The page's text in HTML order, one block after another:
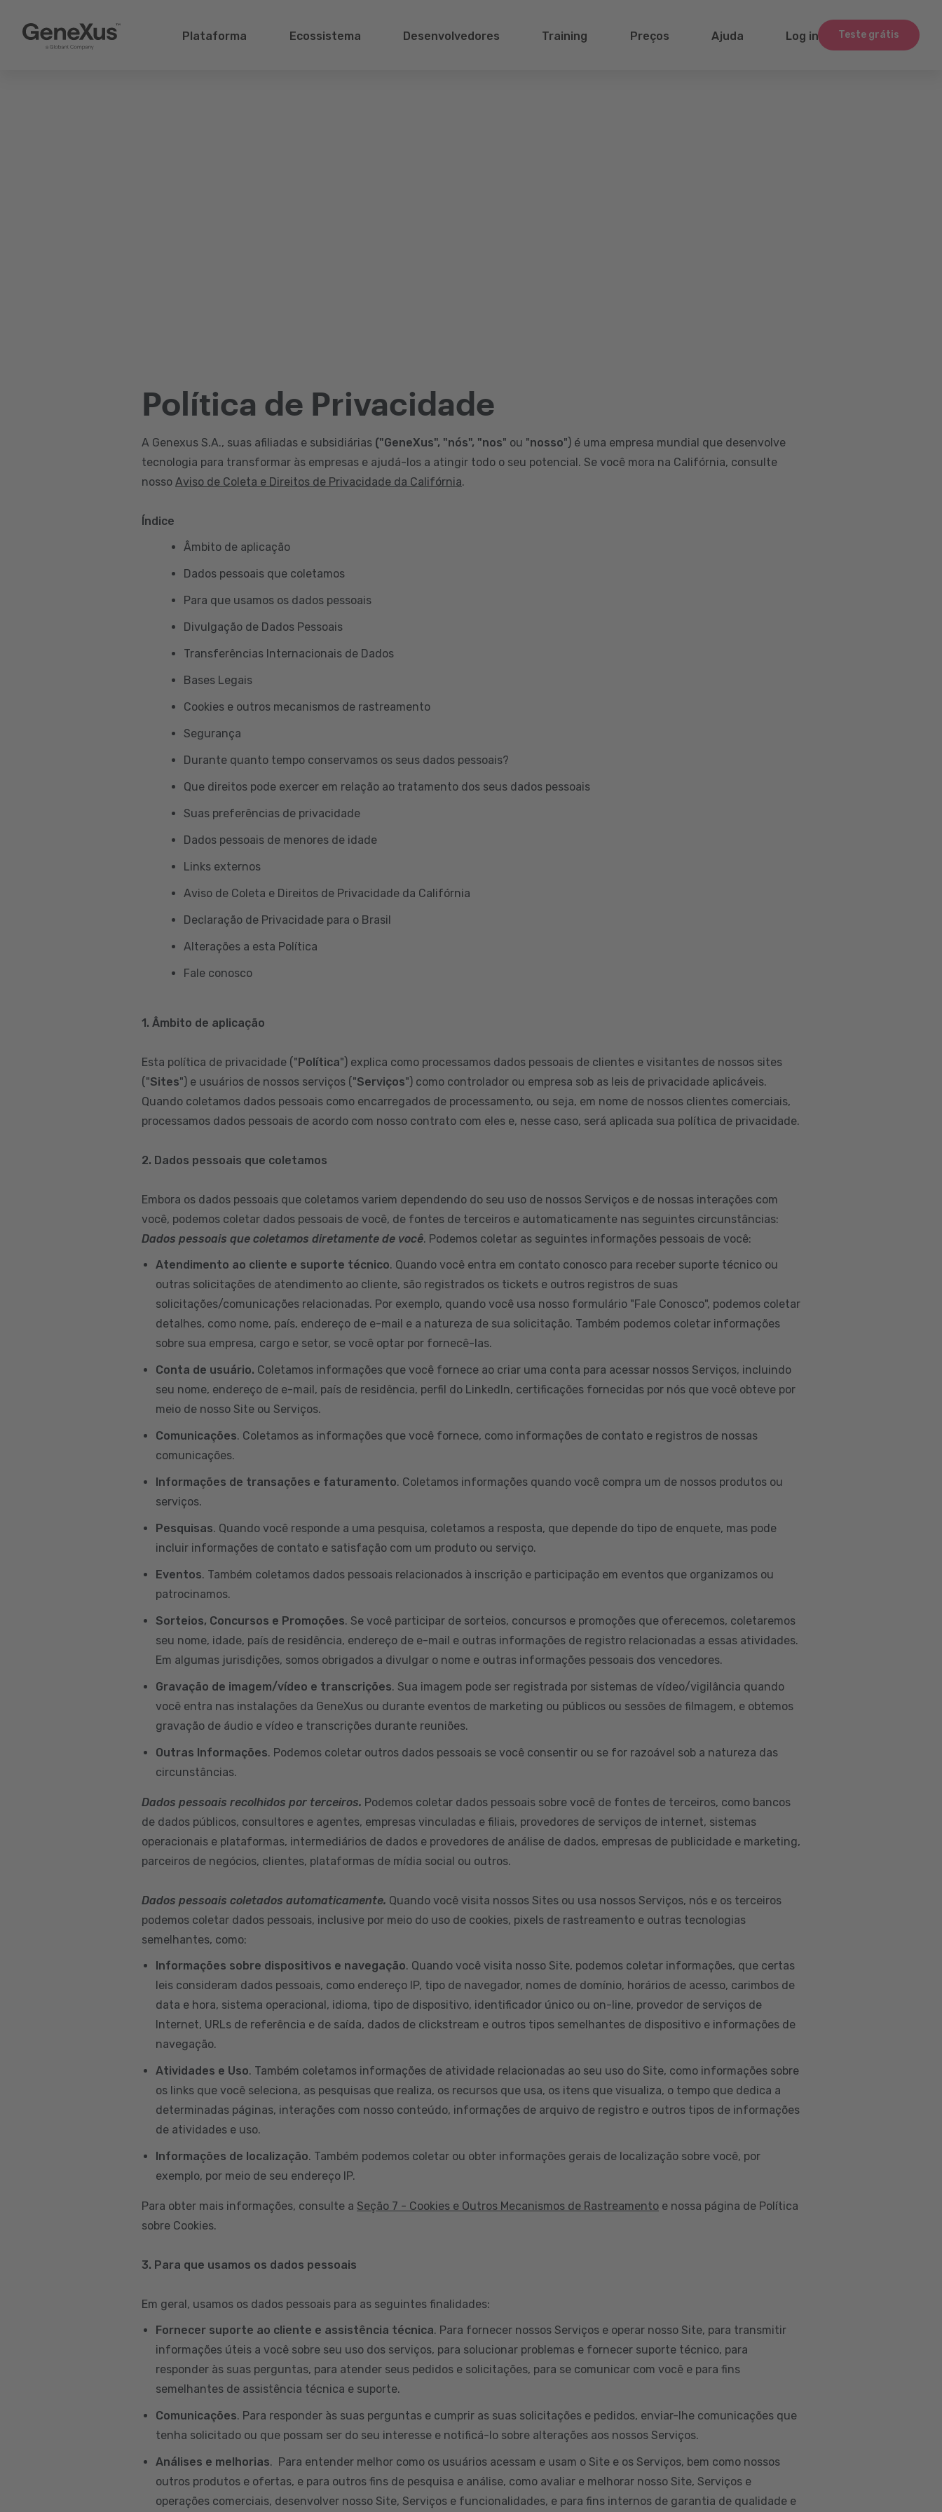
Teste grátis
Plataforma Ecossistema Desenvolvedores Training Preços Ajuda Log in
Política de Privacidade
A Genexus S.A., suas afiliadas e subsidiárias ("GeneXus", "nós", "nos" ou "nosso") é uma empresa mundial que desenvolve
tecnologia para transformar às empresas e ajudá-los a atingir todo o seu potencial. Se você mora na Califórnia, consulte
nosso Aviso de Coleta e Direitos de Privacidade da Califórnia.
Índice
Âmbito de aplicação
Dados pessoais que coletamos
Para que usamos os dados pessoais
Divulgação de Dados Pessoais
Transferências Internacionais de Dados
Bases Legais
Cookies e outros mecanismos de rastreamento
Segurança
Durante quanto tempo conservamos os seus dados pessoais?
Que direitos pode exercer em relação ao tratamento dos seus dados pessoais
Suas preferências de privacidade
Dados pessoais de menores de idade
Links externos
Aviso de Coleta e Direitos de Privacidade da Califórnia
Declaração de Privacidade para o Brasil
Alterações a esta Política
Fale conosco
1. Âmbito de aplicação
Esta política de privacidade ("Política") explica como processamos dados pessoais de clientes e visitantes de nossos sites
("Sites") e usuários de nossos serviços ("Serviços") como controlador ou empresa sob as leis de privacidade aplicáveis.
Quando coletamos dados pessoais como encarregados de processamento, ou seja, em nome de nossos clientes comerciais,
processamos dados pessoais de acordo com nosso contrato com eles e, nesse caso, será aplicada sua política de privacidade.
2. Dados pessoais que coletamos
Embora os dados pessoais que coletamos variem dependendo do seu uso de nossos Serviços e de nossas interações com
você, podemos coletar dados pessoais de você, de fontes de terceiros e automaticamente nas seguintes circunstâncias:
Dados pessoais que coletamos diretamente de você. Podemos coletar as seguintes informações pessoais de você:
Atendimento ao cliente e suporte técnico. Quando você entra em contato conosco para receber suporte técnico ou
outras solicitações de atendimento ao cliente, são registrados os tickets e outros registros de suas
solicitações/comunicações relacionadas. Por exemplo, quando você usa nosso formulário "Fale Conosco", podemos coletar
detalhes, como nome, país, endereço de e-mail e a natureza de sua solicitação. Também podemos coletar informações
sobre sua empresa, cargo e setor, se você optar por fornecê-las.
Conta de usuário. Coletamos informações que você fornece ao criar uma conta para acessar nossos Serviços, incluindo
seu nome, endereço de e-mail, país de residência, perfil do LinkedIn, certificações fornecidas por nós que você obteve por
meio de nosso Site ou Serviços.
Comunicações. Coletamos as informações que você fornece, como informações de contato e registros de nossas
comunicações.
Informações de transações e faturamento. Coletamos informações quando você compra um de nossos produtos ou
serviços.
Pesquisas. Quando você responde a uma pesquisa, coletamos a resposta, que depende do tipo de enquete, mas pode
incluir informações de contato e satisfação com um produto ou serviço.
Eventos. Também coletamos dados pessoais relacionados à inscrição e participação em eventos que organizamos ou
patrocinamos.
Sorteios, Concursos e Promoções. Se você participar de sorteios, concursos e promoções que oferecemos, coletaremos
seu nome, idade, país de residência, endereço de e-mail e outras informações de registro relacionadas a essas atividades.
Em algumas jurisdições, somos obrigados a divulgar o nome e outras informações pessoais dos vencedores.
Gravação de imagem/vídeo e transcrições. Sua imagem pode ser registrada por sistemas de vídeo/vigilância quando
você entra nas instalações da GeneXus ou durante eventos de marketing ou públicos ou sessões de filmagem, e obtemos
gravação de áudio e vídeo e transcrições durante reuniões.
Outras Informações. Podemos coletar outros dados pessoais se você consentir ou se for razoável sob a natureza das
circunstâncias.
Dados pessoais recolhidos por terceiros. Podemos coletar dados pessoais sobre você de fontes de terceiros, como bancos
de dados públicos, consultores e agentes, empresas vinculadas e filiais, provedores de serviços de internet, sistemas
operacionais e plataformas, intermediários de dados e provedores de análise de dados, empresas de publicidade e marketing,
parceiros de negócios, clientes, plataformas de mídia social ou outros.
Dados pessoais coletados automaticamente. Quando você visita nossos Sites ou usa nossos Serviços, nós e os terceiros
podemos coletar dados pessoais, inclusive por meio do uso de cookies, pixels de rastreamento e outras tecnologias
semelhantes, como:
Informações sobre dispositivos e navegação. Quando você visita nosso Site, podemos coletar informações, que certas
leis consideram dados pessoais, como endereço IP, tipo de navegador, nomes de domínio, horários de acesso, carimbos de
data e hora, sistema operacional, idioma, tipo de dispositivo, identificador único ou on-line, provedor de serviços de
Internet, URLs de referência e de saída, dados de clickstream e outros tipos semelhantes de dispositivo e informações de
navegação.
Atividades e Uso. Também coletamos informações de atividade relacionadas ao seu uso do Site, como informações sobre
os links que você seleciona, as pesquisas que realiza, os recursos que usa, os itens que visualiza, o tempo que dedica a
determinadas páginas, interações com nosso conteúdo, informações de arquivo de registro e outros tipos de informações
de atividades e uso.
Informações de localização. Também podemos coletar ou obter informações gerais de localização sobre você, por
exemplo, por meio de seu endereço IP.
Para obter mais informações, consulte a Seção 7 - Cookies e Outros Mecanismos de Rastreamento e nossa página de Política
sobre Cookies.
3. Para que usamos os dados pessoais
Em geral, usamos os dados pessoais para as seguintes finalidades:
Fornecer suporte ao cliente e assistência técnica. Para fornecer nossos Serviços e operar nosso Site, para transmitir
informações úteis a você sobre seu uso dos serviços, para solucionar problemas e fornecer suporte técnico, para
responder às suas perguntas, para atender seus pedidos e solicitações, para se comunicar com você e para fins
semelhantes de assistência técnica e suporte.
Comunicações. Para responder às suas perguntas e cumprir as suas solicitações e pedidos, enviar-lhe comunicações que
tenha solicitado ou que possam ser do seu interesse e notificá-lo sobre alterações aos nossos Serviços.
Análises e melhorias. Para entender melhor como os usuários acessam e usam o Site e os Serviços, bem como nossos
outros produtos e ofertas, e para outros fins de pesquisa e análise, como avaliar e melhorar nosso Site, Serviços e
operações comerciais, desenvolver nosso Site, Serviços e funcionalidades, e para fins internos de garantia de qualidade e